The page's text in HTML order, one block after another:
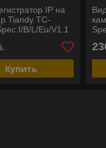
IP на
Tiandy TC-
B/L/Eu/V1.1
Купить